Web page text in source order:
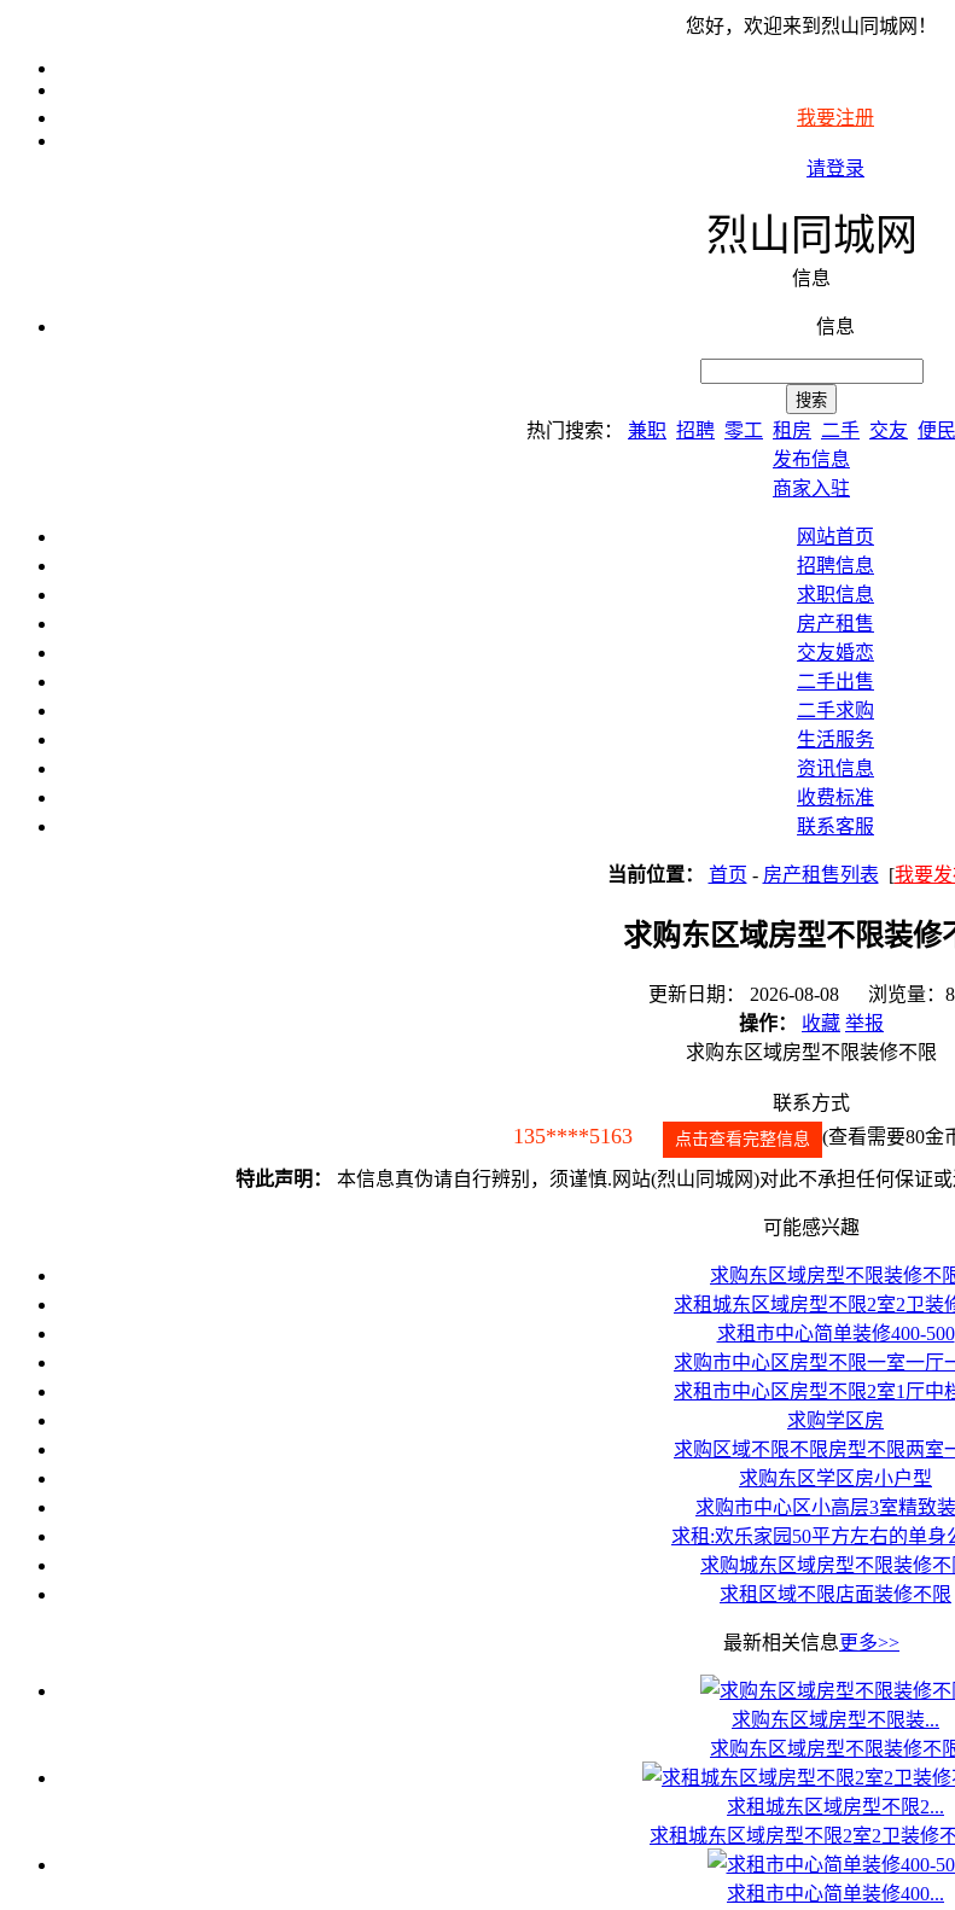
您好，欢迎来到烈山同城网！
我要注册
请登录
烈山同城网
信息
信息
热门搜索： 兼职 招聘 零工 租房 二手 交友 便民
发布信息
商家入驻
网站首页
招聘信息
求职信息
房产租售
交友婚恋
二手出售
二手求购
生活服务
资讯信息
收费标准
联系客服
当前位置： 首页 - 房产租售列表 [我要
求购东区域房型不限装修
更新日期： 2026-08-08 浏览量：
操作：
收藏 举报
求购东区域房型不限装修不限
联系方式
135****5163 点击查看完整信息 (查看需要80金
特此声明： 本信息真伪请自行辨别，须谨慎.网站(烈山同城网)对此不承担任何保证
可能感兴趣
求购东区域房型不限装修不
求租城东区域房型不限2室2卫装
求租市中心简单装修400-500
求购市中心区房型不限一室一厅
求租市中心区房型不限2室1厅中
求购学区房
求购区域不限不限房型不限两室
求购东区学区房小户型
求购市中心区小高层3室精致
求租:欢乐家园50平方左右的单身
求购城东区域房型不限装修不
求租区域不限店面装修不限
最新相关信息更多>>
求购东区域房型不限装...
求购东区域房型不限装修不
求租城东区域房型不限2...
求租城东区域房型不限2室2卫装修
求租市中心简单装修400...